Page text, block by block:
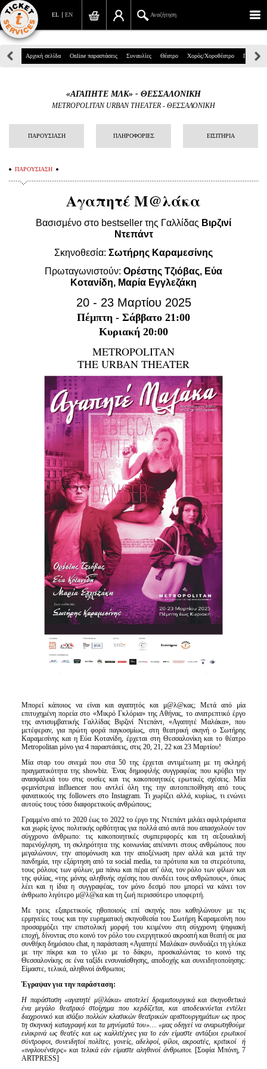
EN
EL Αναζήτηση
Πανεπιστημίου 39, Αθήνα
info@ticketservices.gr
Αναζήτηση
Σύνδεση/Εγγραφή
Αναζήτηση παραγγελίας
Προσωπικά Δεδομένα
Είσοδος διαχειριστή
Αρχική σελίδα Online παραστάσεις Συναυλίες Θέατρο Χορός/Χοροθέατρο Παιδικά
«ΑΓΑΠΗΤΕ ΜΛΚ» - ΘΕΣΣΑΛΟΝΙΚΗ
METROPOLITAN URBAN THEATER - ΘΕΣΣΑΛΟΝΙΚΗ
ΠΑΡΟΥΣΙΑΣΗ ΠΛΗΡΟΦΟΡΙΕΣ ΕΙΣΙΤΗΡΙΑ
ΠΑΡΟΥΣΙΑΣΗ
Αγαπητέ Μ@λάκα
Βασισμένο στο bestseller της Γαλλίδας Βιρζινί
Ντεπάντ
Σκηνοθεσία: Σωτήρης Καραμεσίνης
Πρωταγωνιστούν: Ορέστης Τζιόβας, Εύα
Κοτανίδη, Μαρία Εγγλεζάκη
20 - 23 Μαρτίου 2025
Πέμπτη - Σάββατο 21:00
Κυριακή 20:00
METROPOLITAN
THE URBAN THEATER
Μπορεί κάποιος να είναι και αγαπητός και μ@λ@κας; Μετά από μία
επιτυχημένη πορεία στο «Μικρό Γκλόρια» της Αθήνας, το ανατρεπτικό έργο
της αντισυμβατικής Γαλλίδας Βιρζινί Ντεπάντ, «Αγαπητέ Μαλάκα», που
μετέφεραν, για πρώτη φορά παγκοσμίως, στη θεατρική σκηνή ο Σωτήρης
Καραμεσίνης και η Εύα Κοτανίδη, έρχεται στη Θεσσαλονίκη και το θέατρο
Metropolitan μόνο για 4 παραστάσεις, στις 20, 21, 22 και 23 Μαρτίου!
Μία σταρ του σινεμά που στα 50 της έρχεται αντιμέτωπη με τη σκληρή
πραγματικότητα της showbiz. Ένας δημοφιλής συγγραφέας που κρύβει την
ανασφάλειά του στις ουσίες και τις κακοποιητικές ερωτικές σχέσεις. Μία
φεμινίστρια influencer που αντλεί όλη της την αυτοπεποίθηση από τους
φανατικούς της followers στο Instagram. Τι χωρίζει αλλά, κυρίως, τι ενώνει
αυτούς τους τόσο διαφορετικούς ανθρώπους;
Γραμμένο από το 2020 έως το 2022 το έργο της Ντεπάντ μιλάει αφιλτράριστα
και χωρίς ίχνος πολιτικής ορθότητας για πολλά από αυτά που απασχολούν τον
σύγχρονο άνθρωπο: τις κακοποιητικές συμπεριφορές και τη σεξουαλική
παρενόχληση, τη σκληρότητα της κοινωνίας απέναντι στους ανθρώπους που
μεγαλώνουν, την απομόνωση και την αποξένωση πριν αλλά και μετά την
πανδημία, την εξάρτηση από τα social media, τα πρότυπα και τα στερεότυπα,
τους ρόλους των φύλων, μα πάνω και πέρα απ' όλα, τον ρόλο των φίλων και
της φιλίας, «της μόνης αληθινής σχέσης που συνδέει τους ανθρώπους», όπως
λέει και η ίδια η συγγραφέας, τον μόνο δεσμό που μπορεί να κάνει τον
άνθρωπο λιγότερο μ@λ@κα και τη ζωή περισσότερο υποφερτή.
Με τρεις εξαιρετικούς ηθοποιούς επί σκηνής που καθηλώνουν με τις
ερμηνείες τους και την ευρηματική σκηνοθεσία του Σωτήρη Καραμεσίνη που
προσαρμόζει την επιστολική μορφή του κειμένου στη σύγχρονη ψηφιακή
εποχή, δίνοντας στο κοινό τον ρόλο του ενεργητικού ακροατή και θεατή σε μια
συνθήκη δημόσιου chat, η παράσταση «Αγαπητέ Μαλάκα» συνδυάζει τη γλύκα
με την πίκρα και το γέλιο με το δάκρυ, προσκαλώντας το κοινό της
Θεσσαλονίκης σε ένα ταξίδι ενσυναίσθησης, αποδοχής και συνειδητοποίησης:
Είμαστε, τελικά, αληθινοί άνθρωποι;
Έγραψαν για την παράσταση:
Η παράσταση «αγαπητέ μ@λάκα» αποτελεί δραματουργικά και σκηνοθετικά
ένα μεγάλο θεατρικό στοίχημα που κερδίζεται, και αποδεικνύεται εντέλει
διαχρονικό και ισάξιο πολλών κλασικών θεατρικών αριστουργημάτων ως προς
τη σκηνική καταγραφή και τα μηνύματά του»… «μας οδηγεί να αναρωτηθούμε
ειλικρινά ως θεατές και ως καλλιτέχνες για το εάν είμαστε αντάξιοι ερωτικοί
σύντροφοι, συνειδητοί πολίτες, γονείς, αδελφοί, φίλοι, ακροατές, κριτικοί ή
«ινφλουένσερς» και τελικά εάν είμαστε αληθινοί άνθρωποι. [Σοφία Μπόνη, 7
ARTPRESS]